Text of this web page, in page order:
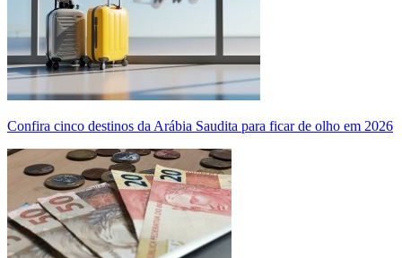
Confira cinco destinos da Arábia Saudita para ficar de olho em 2026